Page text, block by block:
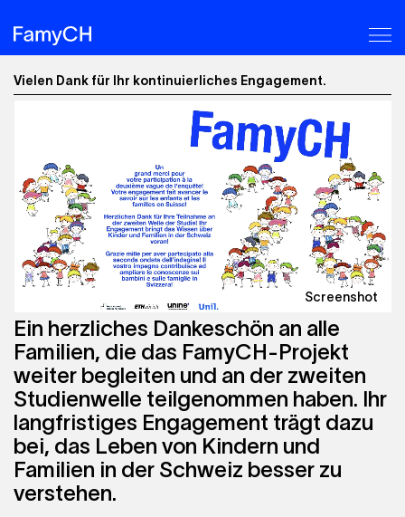
Sinergia
-
Teilnehmende
Vielen Dank für Ihr kontinuierliches Engagement.
Screenshot
Ein herzliches Dankeschön an alle
Familien, die das FamyCH-Projekt
weiter begleiten und an der zweiten
Studienwelle teilgenommen haben. Ihr
langfristiges Engagement trägt dazu
bei, das Leben von Kindern und
Familien in der Schweiz besser zu
verstehen.